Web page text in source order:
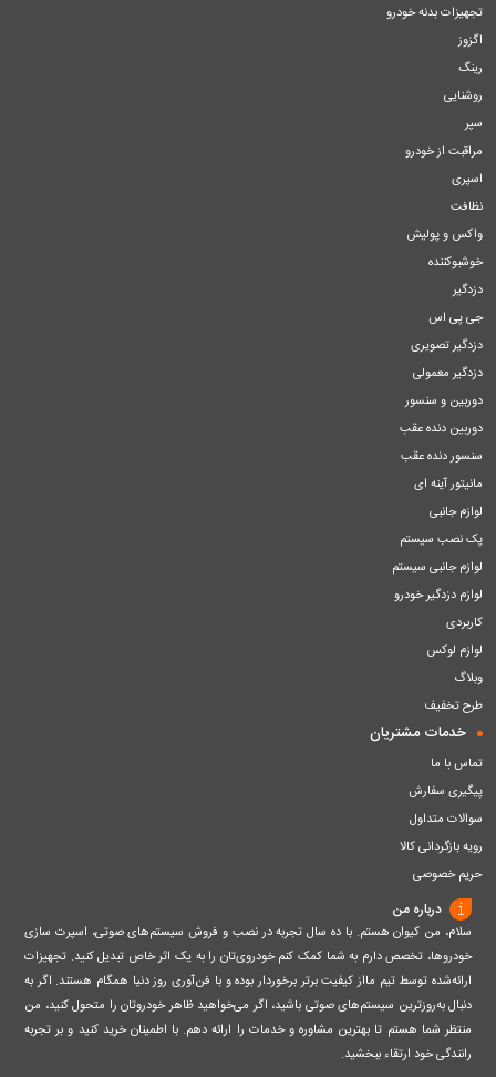
تجهیزات بدنه خودرو
اگزوز
رینگ
روشنایی
سپر
مراقبت از خودرو
اسپری
نظافت
واکس و پولیش
خوشبوکننده
دزدگیر
جی پی اس
دزدگیر تصویری
دزدگیر معمولی
دوربین و سنسور
دوربین دنده عقب
سنسور دنده عقب
مانیتور آینه ای
لوازم جانبی
پک نصب سیستم
لوازم جانبی سیستم
لوازم دزدگیر خودرو
کاربردی
لوازم لوکس
وبلاگ
طرح تخفیف
خدمات مشتریان
تماس با ما
پیگیری سفارش
سوالات متداول
رویه بازگردانی کالا
حریم خصوصی
درباره من
سلام، من کیوان هستم. با ده سال تجربه در نصب و فروش سیستم‌های صوتی، اسپرت سازی
خودروها، تخصص دارم به شما کمک کنم خودروی‌تان را به یک اثر خاص تبدیل کنید. تجهیزات
ارائه‌شده توسط تیم مااز کیفیت برتر برخوردار بوده و با فن‌آوری روز دنیا همگام هستند. اگر به
دنبال به‌روزترین سیستم‌های صوتی باشید، اگر می‌خواهید ظاهر خودروتان را متحول کنید، من
منتظر شما هستم تا بهترین مشاوره و خدمات را ارائه دهم. با اطمینان خرید کنید و بر تجربه
رانندگی خود ارتقاء ببخشید.